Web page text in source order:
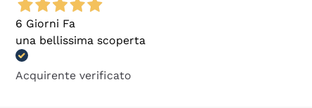
6 Giorni Fa
una bellissima scoperta
Acquirente verificato